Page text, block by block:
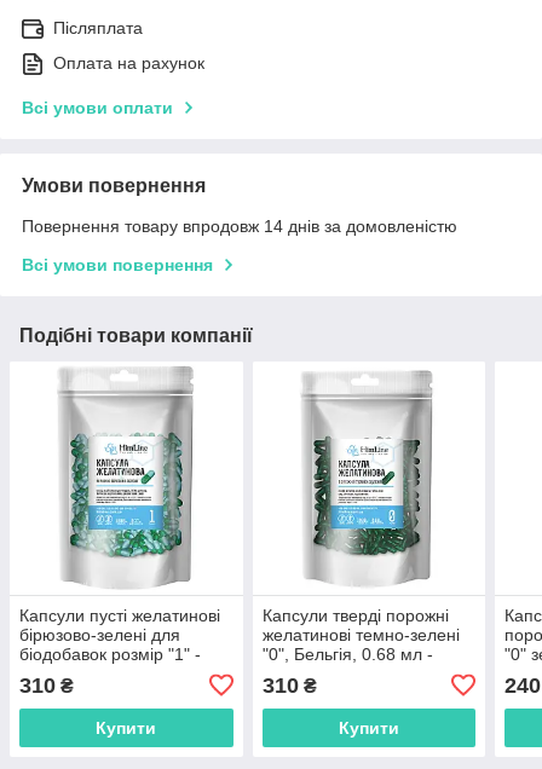
Післяплата
Оплата на рахунок
Всі умови оплати
Умови повернення
Повернення товару впродовж 14 днів за домовленістю
Всі умови повернення
Подібні товари компанії
Капсули пусті желатинові
бірюзово-зелені для
біодобавок розмір "1" -
310 ₴
Купити
Капсули тверді порожні
желатинові темно-зелені
"0", Бельгія, 0.68 мл -
310₴
Купити
"0"
240